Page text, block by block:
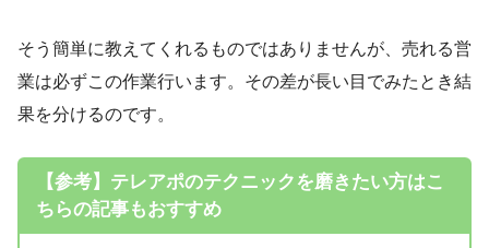
そう簡単に教えてくれるものではありませんが、売れる営
業は必ずこの作業行います。その差が長い目でみたとき結
果を分けるのです。
【参考】テレアポのテクニックを磨きたい方はこ
ちらの記事もおすすめ